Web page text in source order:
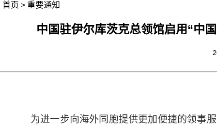
首页 > 重要通知
中国驻伊尔库茨克总领馆启用“中
为进一步向海外同胞提供更加便捷的领事